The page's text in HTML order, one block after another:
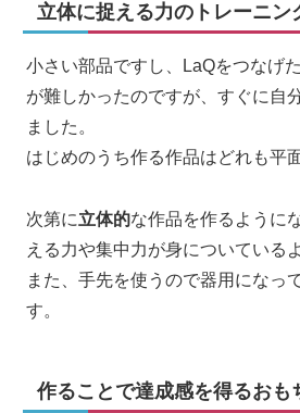
立体に捉える力のトレーニン
小さい部品ですし、LaQをつなげ
が難しかったのですが、すぐに自
ました。
はじめのうち作る作品はどれも平
次第に立体的な作品を作るように
える力や集中力が身についている
また、手先を使うので器用になっ
す。
作ることで達成感を得るおも